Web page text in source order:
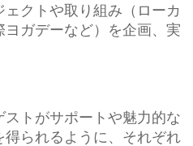
クトや取り組み（ローカ
ヨガデーなど）を企画、実
トがサポートや魅力的な
得られるように、それぞれ